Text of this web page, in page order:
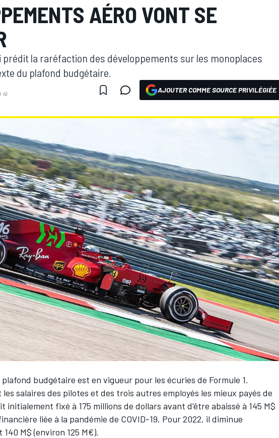
AÉRO VONT SE
prédit la raréfaction des développements sur les monoplaces
du plafond budgétaire.
AJOUTER COMME SOURCE PRIVILÉGIÉE
plafond budgétaire est en vigueur pour les écuries de Formule 1.
salaires des pilotes et des trois autres employés les mieux payés de
initialement fixé à 175 millions de dollars avant d'être abaissé à 145 M$
liée à la pandémie de COVID-19. Pour 2022, il diminue
M$ (environ 125 M€).